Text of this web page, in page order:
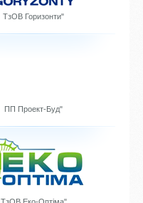
ТзОВ Горизонти"
ПП Проект-Буд"